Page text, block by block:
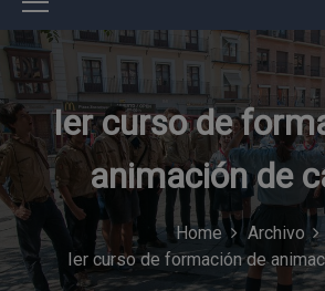
e
t
M
e
n
u
I
c
o
n
Ier curso de
animación de
Home
Archivo
Ier curso de formación de